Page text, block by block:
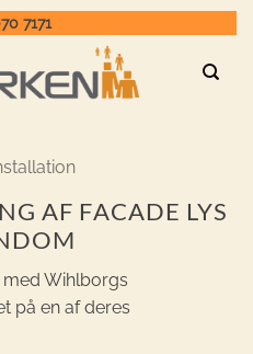
7171
AF FACADE LYS
med Wihlborgs
på en af deres